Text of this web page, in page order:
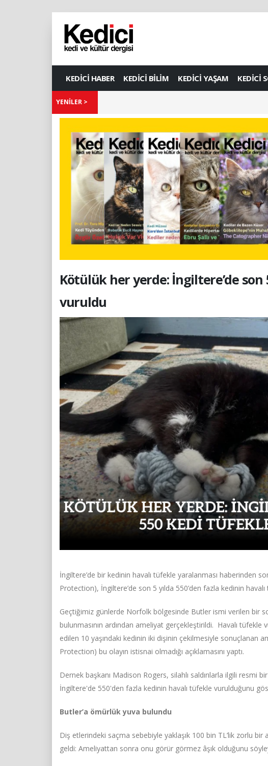
KEDİCİ HABER KEDİCİ BİLİM KEDİCİ YAŞAM KEDİCİ
YENİLER >
Kötülük her yerde: İngiltere’de son
vuruldu
İngiltere’de bir kedinin havalı tüfekle yaralanması haberinden
Protection), İngiltere’de son 5 yılda 550’den fazla kedinin
Geçtiğimiz günlerde Norfolk bölgesinde Butler ismi verilen bir
bulunmasının ardından ameliyat gerçekleştirildi. Havalı tüfekle
edilen 10 yaşındaki kedinin iki dişinin çekilmesiyle sonuçlanan
Protection) bu olayın istisnai olmadığı açıklamasını yaptı.
Dernek başkanı Madison Rogers, silahlı saldırılarla ilgili resmi
İngiltere'de 550'den fazla kedinin havalı tüfekle vurulduğunu
Butler’a ömürlük yuva bulundu
Diş etlerindeki saçma sebebiyle yaklaşık 100 bin TL’lik zorlu
geldi: Ameliyattan sonra onu görür görmez âşık olduğunu